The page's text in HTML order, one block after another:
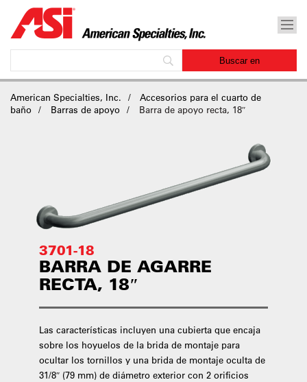
American Specialties, Inc.
Accesorios para el cuarto de
baño
Barras de apoyo Barra de apoyo recta, 18″
3701-18
BARRA DE AGARRE
RECTA, 18″
Las características incluyen una cubierta que encaja
sobre los hoyuelos de la brida de montaje para
ocultar los tornillos y una brida de montaje oculta de
31/8″ (79 mm) de diámetro exterior con 2 orificios